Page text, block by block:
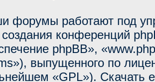
форумы работают под
конференций
phpBB»,
выпущенного по
«GPL»). Скачать